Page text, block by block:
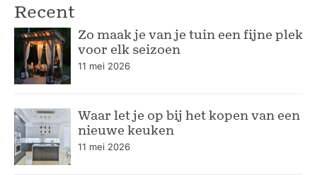
Recent
Zo maak je van je tuin een fijne plek
voor elk seizoen
11 mei 2026
Waar let je op bij het kopen van een
nieuwe keuken
11 mei 2026